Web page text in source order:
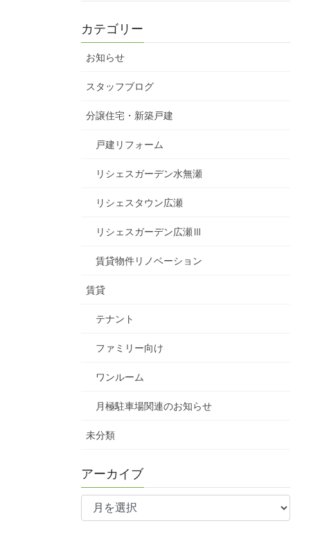
カテゴリー
お知らせ
スタッフブログ
分譲住宅・新築戸建
戸建リフォーム
リシェスガーデン水無瀬
リシェスタウン広瀬
リシェスガーデン広瀬Ⅲ
賃貸物件リノベーション
賃貸
テナント
ファミリー向け
ワンルーム
月極駐車場関連のお知らせ
未分類
アーカイブ
ア